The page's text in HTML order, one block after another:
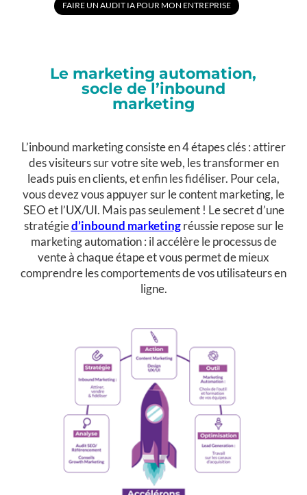
FAIRE UN AUDIT IA POUR MON ENTREPRISE
Le marketing automation,
socle de l’inbound
marketing
L’inbound marketing consiste en 4 étapes clés : attirer
des visiteurs sur votre site web, les transformer en
leads puis en clients, et enfin les fidéliser. Pour cela,
vous devez vous appuyer sur le content marketing, le
SEO et l’UX/UI. Mais pas seulement ! Le secret d’une
stratégied’inbound marketingréussie repose sur le
marketing automation : il accélère le processus de
vente à chaque étape et vous permet de mieux
comprendre les comportements de vos utilisateurs en
ligne.